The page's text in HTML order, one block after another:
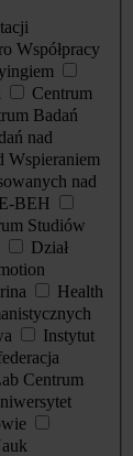
Współpracy
Centrum
Badań
nad
Wspieraniem
nad
BEH
Studiów
Dział
Health
Instytut
Centrum